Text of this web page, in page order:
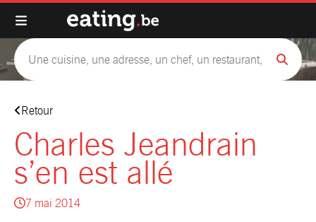
Retour
Charles Jeandrain
s’en est allé
7 mai 2014